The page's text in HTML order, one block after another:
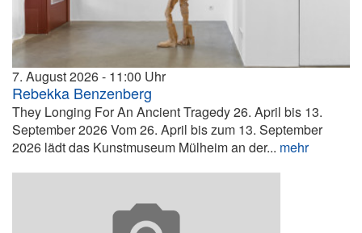
7. August 2026 11:00
Rebekka Benzenberg
They Longing For An Ancient Tragedy 26. April bis 13.
September 2026 Vom 26. April bis zum 13. September
2026 lädt das Kunstmuseum Mülheim an der... mehr